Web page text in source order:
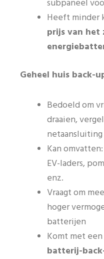
subpaneel
Heeft minder
prijs van het
Geheel huis back-
Bedoeld om
draaien,
netaansluiting
Kan
EV-laders,
enz.
Vraagt om
hoger
batterijen
Komt met
batterij-